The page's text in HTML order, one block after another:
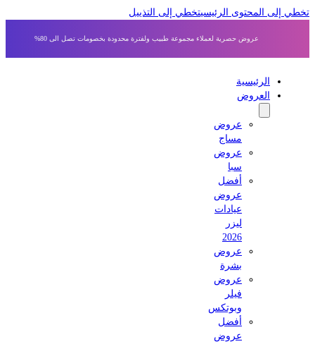
إلى المحتوى الرئيسي تخطي إلى التذييل
عروض حصرية لعملاء مجموعة طبيب ولفترة محدودة بخصومات تصل الى 80%
الرئيسية
العروض
عروض
مساج
عروض
أفضل
عروض
عيادات
2026
عروض
بشرة
عروض
وبوتكس
أفضل
عروض